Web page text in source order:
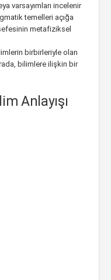
varsayımları incelenir
temelleri açığa
metafiziksel
birbirleriyle olan
bilimlere ilişkin bir
Anlayışı